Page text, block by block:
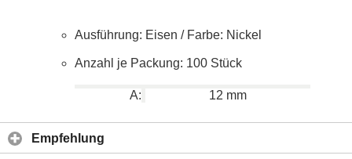
Ausführung: Eisen / Farbe: Nickel
Anzahl je Packung: 100 Stück
A: 12 mm
Empfehlung